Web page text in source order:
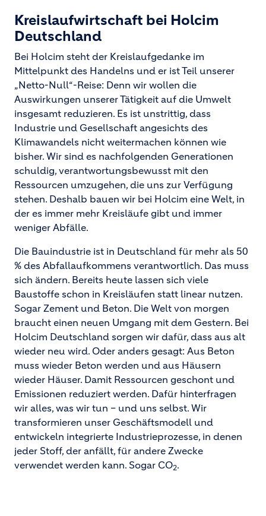
Kreislaufwirtschaft bei Holcim
Deutschland
Bei Holcim steht der Kreislaufgedanke im
Mittelpunkt des Handelns und er ist Teil unserer
„Netto-Null“-Reise: Denn wir wollen die
Auswirkungen unserer Tätigkeit auf die Umwelt
insgesamt reduzieren. Es ist unstrittig, dass
Industrie und Gesellschaft angesichts des
Klimawandels nicht weitermachen können wie
bisher. Wir sind es nachfolgenden Generationen
schuldig, verantwortungsbewusst mit den
Ressourcen umzugehen, die uns zur Verfügung
stehen. Deshalb bauen wir bei Holcim eine Welt, in
der es immer mehr Kreisläufe gibt und immer
weniger Abfälle.
Die Bauindustrie ist in Deutschland für mehr als 50
% des Abfallaufkommens verantwortlich. Das muss
sich ändern. Bereits heute lassen sich viele
Baustoffe schon in Kreisläufen statt linear nutzen.
Sogar Zement und Beton. Die Welt von morgen
braucht einen neuen Umgang mit dem Gestern. Bei
Holcim Deutschland sorgen wir dafür, dass aus alt
wieder neu wird. Oder anders gesagt: Aus Beton
muss wieder Beton werden und aus Häusern
wieder Häuser. Damit Ressourcen geschont und
Emissionen reduziert werden. Dafür hinterfragen
wir alles, was wir tun – und uns selbst. Wir
transformieren unser Geschäftsmodell und
entwickeln integrierte Industrieprozesse, in denen
jeder Stoff, der anfällt, für andere Zwecke
verwendet werden kann. Sogar CO2.